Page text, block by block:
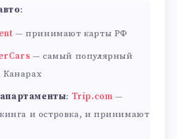
:
— принимают карты РФ
— самый популярный
Канарах
: Trip.com —
и островка, и принимают